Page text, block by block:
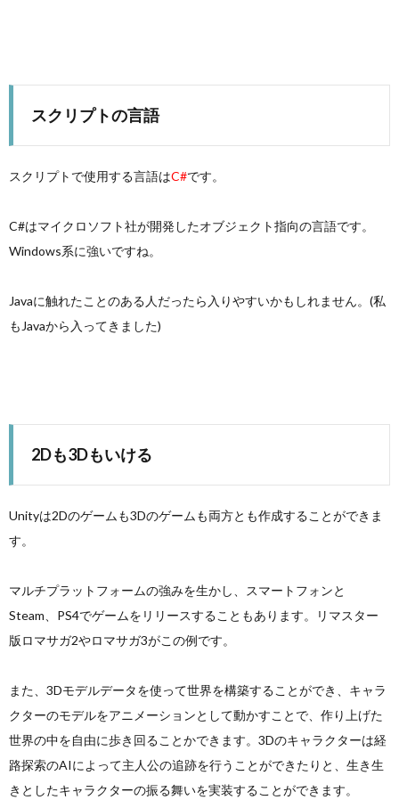
スクリプトの言語
スクリプトで使用する言語はC#です。
C#はマイクロソフト社が開発したオブジェクト指向の言語です。
Windows系に強いですね。
Javaに触れたことのある人だったら入りやすいかもしれません。(私
もJavaから入ってきました)
2Dも3Dもいける
Unityは2Dのゲームも3Dのゲームも両方とも作成することができま
す。
マルチプラットフォームの強みを生かし、スマートフォンと
Steam、PS4でゲームをリリースすることもあります。リマスター
版ロマサガ2やロマサガ3がこの例です。
また、3Dモデルデータを使って世界を構築することができ、キャラ
クターのモデルをアニメーションとして動かすことで、作り上げた
世界の中を自由に歩き回ることかできます。3Dのキャラクターは経
路探索のAIによって主人公の追跡を行うことができたりと、生き生
きとしたキャラクターの振る舞いを実装することができます。